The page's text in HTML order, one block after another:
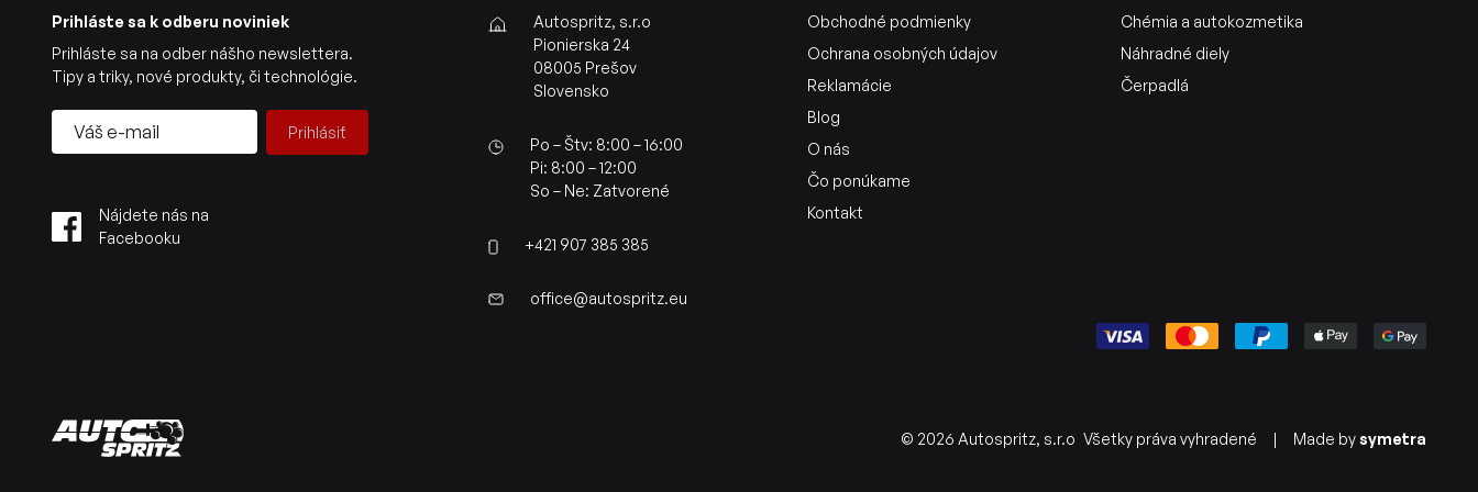
Prihláste sa k odberu noviniek
Prihláste sa na odber nášho newslettera.
Tipy a triky, nové produkty, či technológie.
Prihlásiť
Nájdete nás na
Facebooku
Autospritz, s.r.o
Pionierska 24
08005 Prešov
Slovensko
Po – Štv: 8:00 – 16:00
Pi: 8:00 – 12:00
So – Ne: Zatvorené
+421 907 385 385
office@autospritz.eu
Obchodné podmienky
Ochrana osobných údajov
Reklamácie
Blog
O nás
Čo ponúkame
Kontakt
Chémia a autokozmetika
Náhradné diely
Čerpadlá
© 2026 Autospritz, s.r.o Všetky práva vyhradené | Made bysymetra